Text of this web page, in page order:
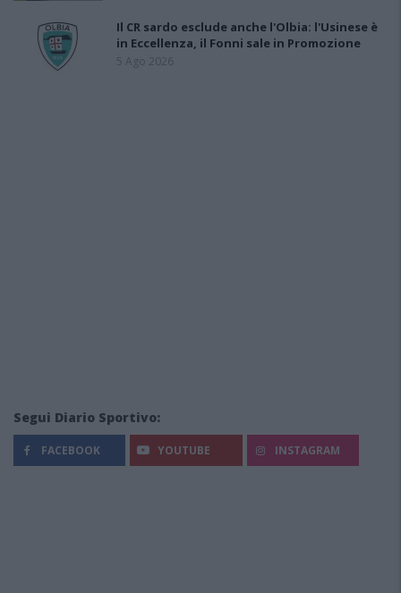
Il CR sardo esclude anche l'Olbia: l'Usinese è
in Eccellenza, il Fonni sale in Promozione
5 Ago 2026
Segui Diario Sportivo:
FACEBOOK YOUTUBE INSTAGRAM